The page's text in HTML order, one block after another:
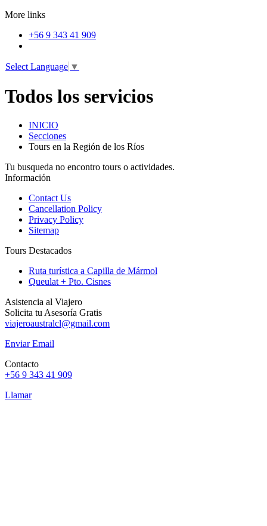
More links
+56 9 343 41 909
Select Language ▼
Todos los servicios
INICIO
Secciones
Tours en la Región de los Ríos
Tu busqueda no encontro tours o actividades.
Información
Contact Us
Cancellation Policy
Privacy Policy
Sitemap
Tours Destacados
Ruta turística a Capilla de Mármol
Queulat + Pto. Cisnes
Asistencia al Viajero
Solicita tu Asesoría Gratis
viajeroaustralcl@gmail.com
Enviar Email
Contacto
+56 9 343 41 909
Llamar